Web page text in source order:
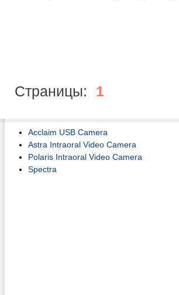
Страницы: 1
Acclaim USB Camera
Astra Intraoral Video Camera
Polaris Intraoral Video Camera
Spectra